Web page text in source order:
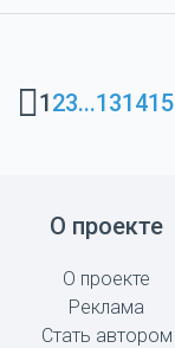
123...131415
О проекте
О проекте
Реклама
Стать автором